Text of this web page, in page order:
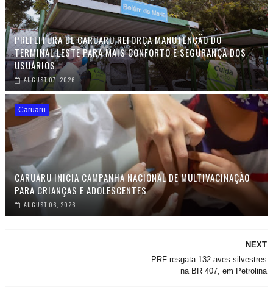
PREFEITURA DE CARUARU REFORÇA MANUTENÇÃO DO
TERMINAL LESTE PARA MAIS CONFORTO E SEGURANÇA DOS
USUÁRIOS
AUGUST 07, 2026
Caruaru
CARUARU INICIA CAMPANHA NACIONAL DE MULTIVACINAÇÃO
PARA CRIANÇAS E ADOLESCENTES
AUGUST 06, 2026
NEXT
PRF resgata 132 aves silvestres
na BR 407, em Petrolina